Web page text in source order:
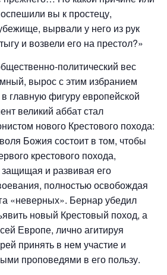
вы к простецу,
вырвали у него из рук
и возвели его на престол?»
политический вес
вырос с этим избранием
главную фигуру европейской
великий аббат стал
нового Крестового похода:
Божия состоит в том, чтобы
крестового похода,
и развивая его
полностью освобождая
«неверных». Бернар убедил
новый Крестовый поход, а
Европе, лично агитируя
принять в нем участие и
проповедями в его пользу.